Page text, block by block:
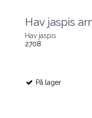
Hav jaspis
Hav jaspis
2708
På lager